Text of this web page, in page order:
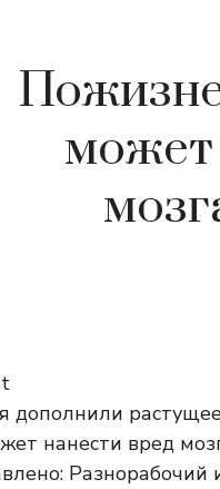
может
дополнили
нанести вред